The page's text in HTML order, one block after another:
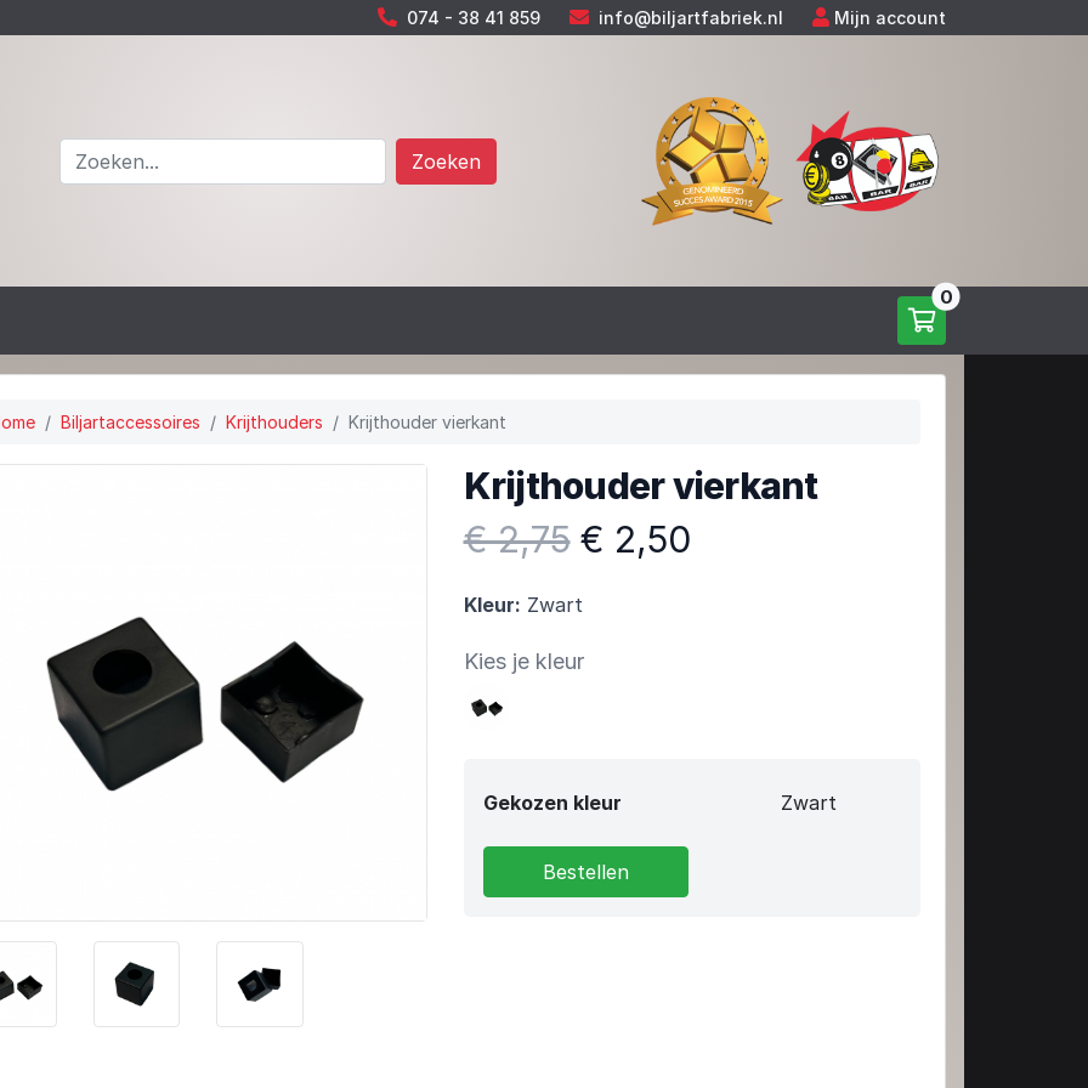
074 - 38 41 859 info@biljartfabriek.nl Mijn account
Zoeken
0
Biljartaccessoires Krijthouders Krijthouder vierkant
Krijthouder vierkant
€ 2,75 € 2,50
Kleur: Zwart
Kies je kleur
Gekozen kleur Zwart
Bestellen